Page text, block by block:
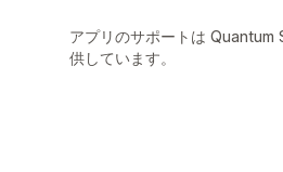
アプリのサポートは Quantum
供しています。